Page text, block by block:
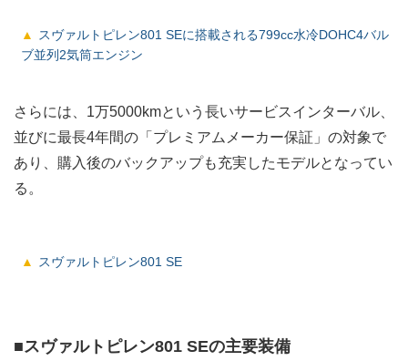
スヴァルトピレン801 SEに搭載される799cc水冷DOHC4バル
ブ並列2気筒エンジン
さらには、1万5000kmという長いサービスインターバル、
並びに最長4年間の「プレミアムメーカー保証」の対象で
あり、購入後のバックアップも充実したモデルとなってい
る。
スヴァルトピレン801 SE
■スヴァルトピレン801 SEの主要装備